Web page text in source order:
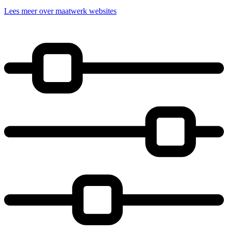
Lees meer over maatwerk websites